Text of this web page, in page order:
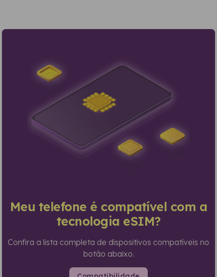
Meu telefone é compatível com a
tecnologia eSIM?
Confira a lista completa de dispositivos compatíveis no
botão abaixo.